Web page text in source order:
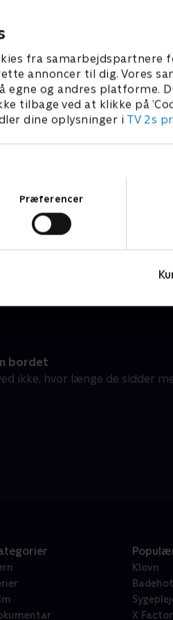
fra samarbejdspartnere
annoncer til dig. Vores
og andres platforme.
tilbage ved at klikke på
dine oplysninger i TV 2s
Præferencer
bordet
ikke, hvor længe de sidder
Klovn
X Factor